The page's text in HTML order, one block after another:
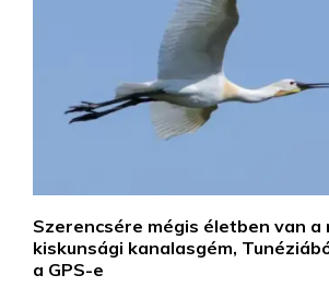
Szerencsére mégis életben van a
kiskunsági kanalasgém,
a GPS-e